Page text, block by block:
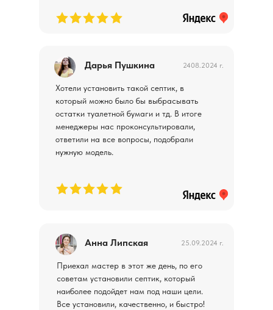
Приехал мастер в этот же день, по его
советам установили септик, который
наиболее подойдет нам под наши цели.
Все установили, качественно, и быстро!
Анна Липская 25.09.2024 г.
Хотели установить такой септик, в
который можно было бы выбрасывать
остатки туалетной бумаги и тд. В итоге
менеджеры нас проконсультировали,
ответили на все вопросы, подобрали
нужную модель.
Дарья Пушкина 2408.2024 г.